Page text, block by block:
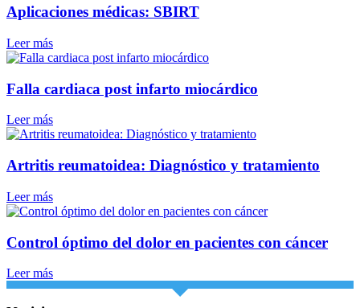
Aplicaciones médicas: SBIRT
Leer más
Falla cardiaca post infarto miocárdico
Leer más
Artritis reumatoidea: Diagnóstico y tratamiento
Leer más
Control óptimo del dolor en pacientes con cáncer
Leer más